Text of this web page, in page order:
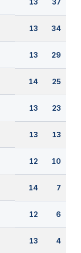
13 37
13 34
13 29
14 25
13 23
13 13
12 10
14 7
12 6
13 4